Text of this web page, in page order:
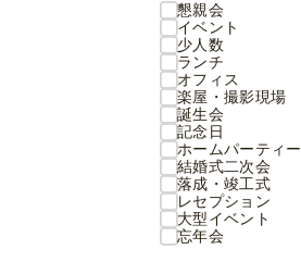
懇親会
イベント
少人数
ランチ
オフィス
楽屋・撮影現場
誕生会
記念日
ホームパーティー
結婚式二次会
落成・竣工式
レセプション
大型イベント
忘年会